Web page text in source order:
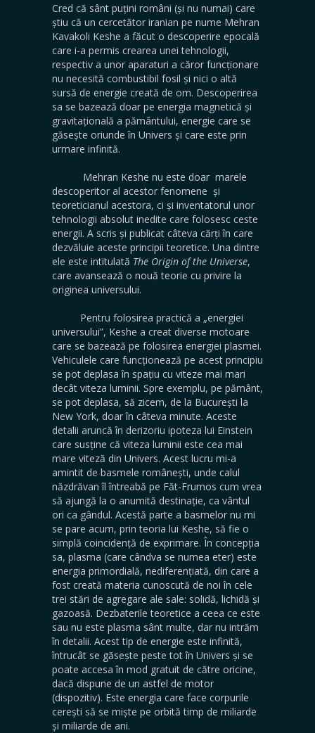
Cred că sânt puțini români (și nu numai) care
știu că un cercetător iranian pe nume Mehran
Kavakoli Keshe a făcut o descoperire epocală
care i-a permis crearea unei tehnologii,
respectiv a unor aparaturi a căror funcționare
nu necesită combustibil fosil și nici o altă
sursă de energie creată de om. Descoperirea
sa se bazează doar pe energia magnetică și
gravitațională a pământului, energie care se
găsește oriunde în Univers și care este prin
urmare infinită.
Mehran Keshe nu este doar marele
descoperitor al acestor fenomene și
teoreticianul acestora, ci și inventatorul unor
tehnologii absolut inedite care folosesc ceste
energii. A scris și publicat câteva cărți în care
dezvăluie aceste principii teoretice. Una dintre
ele este intitulată The Origin of the Universe,
care avansează o nouă teorie cu privire la
originea universului.
Pentru folosirea practică a „energiei
universului”, Keshe a creat diverse motoare
care se bazează pe folosirea energiei plasmei.
Vehiculele care funcționează pe acest principiu
se pot deplasa în spațiu cu viteze mai mari
decât viteza luminii. Spre exemplu, pe pământ,
se pot deplasa, să zicem, de la București la
New York, doar în câteva minute. Aceste
detalii aruncă în derizoriu ipoteza lui Einstein
care susține că viteza luminii este cea mai
mare viteză din Univers. Acest lucru mi-a
amintit de basmele românești, unde calul
năzdrăvan îl întreabă pe Făt-Frumos cum vrea
să ajungă la o anumită destinație, ca vântul
ori ca gândul. Acestă parte a basmelor nu mi
se pare acum, prin teoria lui Keshe, să fie o
simplă coincidență de exprimare. În concepția
sa, plasma (care cândva se numea eter) este
energia primordială, nediferențiată, din care a
fost creată materia cunoscută de noi în cele
trei stări de agregare ale sale: solidă, lichidă și
gazoasă. Dezbaterile teoretice a ceea ce este
sau nu este plasma sânt multe, dar nu intrăm
în detalii. Acest tip de energie este infinită,
întrucât se găsește peste tot în Univers și se
poate accesa în mod gratuit de către oricine,
dacă dispune de un astfel de motor
(dispozitiv). Este energia care face corpurile
cerești să se miște pe orbită timp de miliarde
și miliarde de ani.